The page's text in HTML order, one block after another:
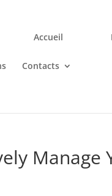
Accueil
Contacts
où et n’importe